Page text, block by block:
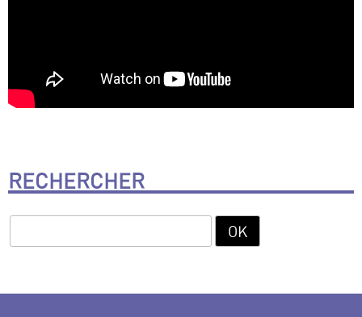
RECHERCHER